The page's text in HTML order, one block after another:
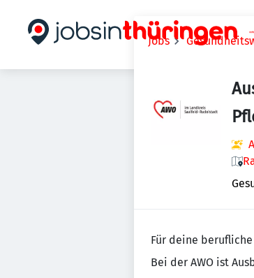
Jobs
Für deine
Bei der AWO ist